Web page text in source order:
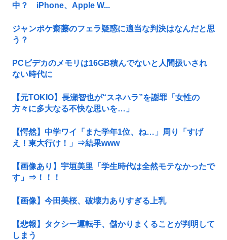
中？ iPhone、Apple W...
ジャンポケ齋藤のフェラ疑惑に適当な判決はなんだと思
う？
PCビデカのメモリは16GB積んでないと人間扱いされ
ない時代に
【元TOKIO】長瀬智也が“スネハラ”を謝罪「女性の
方々に多大なる不快な思いを…」
【愕然】中学ワイ「また学年1位、ね…」周り「すげ
え！東大行け！」⇒結果www
【画像あり】宇垣美里「学生時代は全然モテなかったで
す」⇒！！！
【画像】今田美桜、破壊力ありすぎる上乳
【悲報】タクシー運転手、儲かりまくることが判明して
しまう